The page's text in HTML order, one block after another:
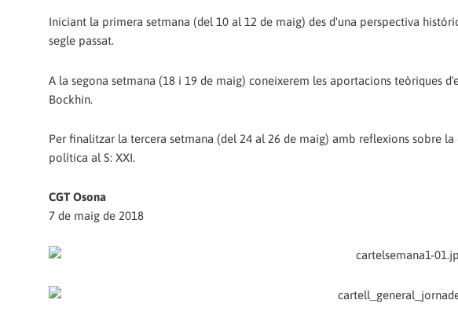
Iniciant la primera setmana (del 10 al 12 de maig) des d'una perspectiva
segle passat.
A la segona setmana (18 i 19 de maig) coneixerem les aportacions teòriques
Bockhin.
Per finalitzar la tercera setmana (del 24 al 26 de maig) amb reflexions sobre
política al S: XXI.
CGT Osona
7 de maig de 2018